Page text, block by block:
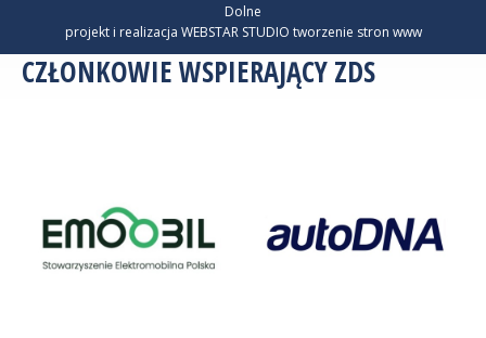
Dolne
projekt i realizacja WEBSTAR STUDIO tworzenie stron www
CZŁONKOWIE WSPIERAJĄCY ZDS